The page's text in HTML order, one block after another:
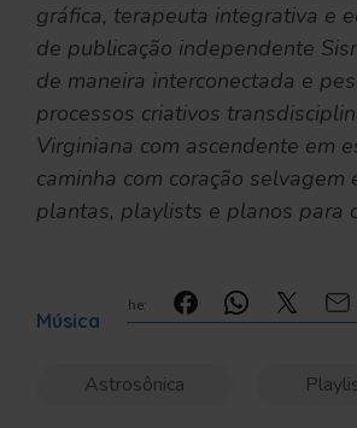
gráfica, terapeuta integrativa e
de publicação independente
de maneira interconectada e
processos criativos
Virginiana com ascendente em
caminha com coração selvagem
plantas, playlists e planos para
Compartilhe:
Música
Astrosônica